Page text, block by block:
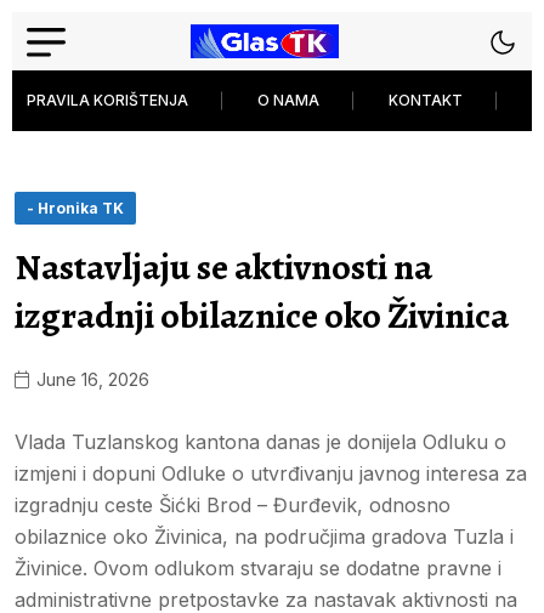
PRAVILA KORIŠTENJA O NAMA KONTAKT
- Hronika TK
Nastavljaju se aktivnosti na
izgradnji obilaznice oko Živinica
June 16, 2026
Vlada Tuzlanskog kantona danas je donijela Odluku o
izmjeni i dopuni Odluke o utvrđivanju javnog interesa za
izgradnju ceste Šićki Brod – Đurđevik, odnosno
obilaznice oko Živinica, na područjima gradova Tuzla i
Živinice. Ovom odlukom stvaraju se dodatne pravne i
administrativne pretpostavke za nastavak aktivnosti na